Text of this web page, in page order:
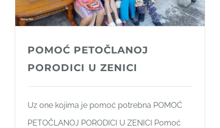
POMOĆ PETOČLANOJ
PORODICI U ZENICI
Uz one kojima je pomoć potrebna POMOĆ
PETOČLANOJ PORODICI U ZENICI Pomoć